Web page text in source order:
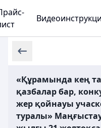
«Құрамында кең
қазбалар бар,
жер қойнауы
туралы» Маңғыстау